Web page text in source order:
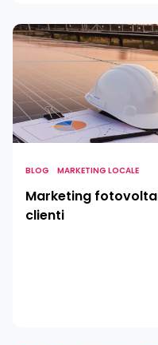
Marketing
fotovoltaico:
per
trovare
clienti
BLOG MARKETING LOCALE
Marketing
clienti